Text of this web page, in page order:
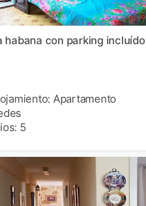
habana con parking incluído
Apartamento
5